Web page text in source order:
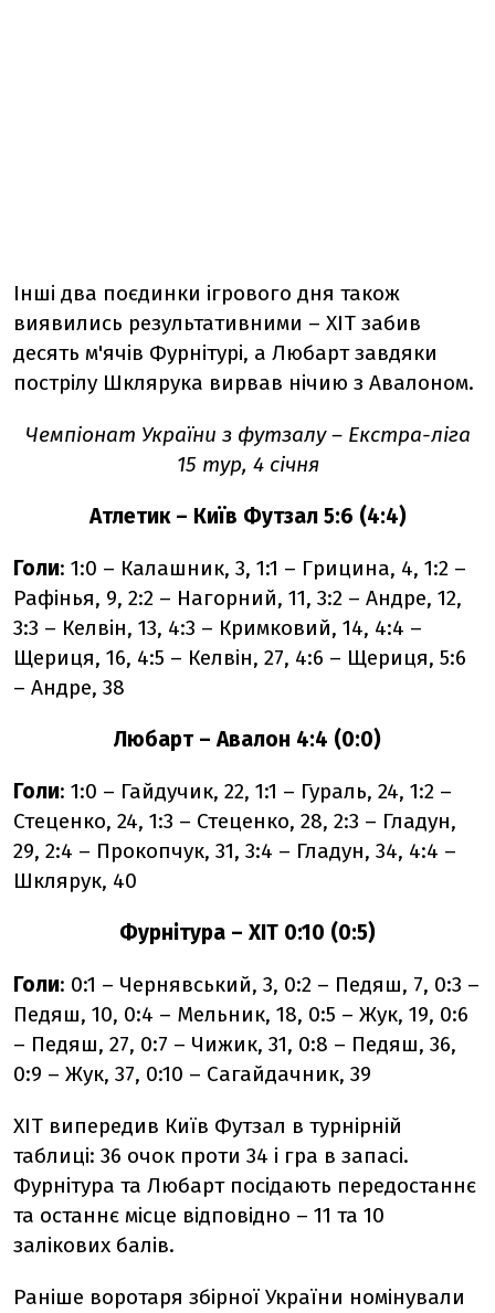
Інші два поєдинки ігрового дня також
виявились результативними – ХІТ забив
десять м'ячів Фурнітурі, а Любарт завдяки
пострілу Шклярука вирвав нічию з Авалоном.
Чемпіонат України з футзалу – Екстра-ліга
15 тур, 4 січня
Атлетик – Київ Футзал 5:6 (4:4)
Голи: 1:0 – Калашник, 3, 1:1 – Грицина, 4, 1:2 –
Рафінья, 9, 2:2 – Нагорний, 11, 3:2 – Андре, 12,
3:3 – Келвін, 13, 4:3 – Кримковий, 14, 4:4 –
Щериця, 16, 4:5 – Келвін, 27, 4:6 – Щериця, 5:6
– Андре, 38
Любарт – Авалон 4:4 (0:0)
Голи: 1:0 – Гайдучик, 22, 1:1 – Гураль, 24, 1:2 –
Стеценко, 24, 1:3 – Стеценко, 28, 2:3 – Гладун,
29, 2:4 – Прокопчук, 31, 3:4 – Гладун, 34, 4:4 –
Шклярук, 40
Фурнітура – ХІТ 0:10 (0:5)
Голи: 0:1 – Чернявський, 3, 0:2 – Педяш, 7, 0:3 –
Педяш, 10, 0:4 – Мельник, 18, 0:5 – Жук, 19, 0:6
– Педяш, 27, 0:7 – Чижик, 31, 0:8 – Педяш, 36,
0:9 – Жук, 37, 0:10 – Сагайдачник, 39
ХІТ випередив Київ Футзал в турнірній
таблиці: 36 очок проти 34 і гра в запасі.
Фурнітура та Любарт посідають передостаннє
та останнє місце відповідно – 11 та 10
залікових балів.
Раніше воротаря збірної України номінували